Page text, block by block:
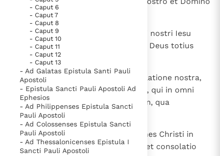
Nieuwste Documenten
5. Het gebed van de Kerk
In Christus wordt onze honger vervuld
Leer de kostbare parel van Gods koninkrijk te
herkennen
Gods Koninkrijk groeit stilletjes door liefde, niet door
dwang
De mystiek. De mystieke verschijnselen en de
heiligheid
Berichten
Het Vaticaan publiceert een nieuwe Latijnse uitgave
van het Romeins martyrologium
Vaticaanse financiële waakhond verliest autonomie
Paus spreekt het Wereldvoedselprogramma toe
- Caput 6
- Caput 7
- Caput 8
- Caput 9
- Caput 10
- Caput 11
- Caput 12
- Caput 13
- Ad Galatas Epistula Santi Pauli
Apostoli
- Epistula Sancti Pauli Apostoli Ad
Ephesios
- Ad Philippenses Epistula Sancti
Pauli Apostoli
- Ad Colossenses Epistula Sancti
Pauli Apostoli
- Ad Thessalonicenses Epistula I
Sancti Pauli Apostoli
Iesu Christo.
Benedictus Deus et Pater Domini nostri Iesu
Christi, Pater misericordiarum et Deus totius
consolationis,
qui consolatur nos in omni tribulatione nostra,
ut possimus et ipsi consolari eos, qui in omni
pressura sunt, per exhortationem, qua
exhortamur et ipsi a Deo;
quoniam, sicut abundant passiones Christi in
nobis, ita per Christum abundat et consolatio